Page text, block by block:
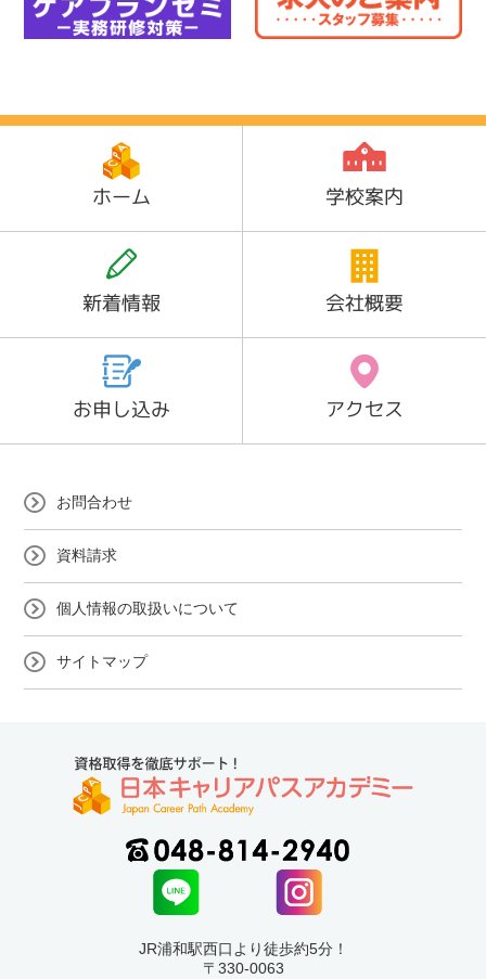
ホーム 学校案内
新着情報 会社概要
お申し込み アクセス
お問合わせ
資料請求
個人情報の取扱いについて
サイトマップ
JR浦和駅西口より徒歩約5分！
〒330-0063